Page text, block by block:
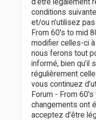
conditions
et/ou n’utilisez
From 60's to mid
modifier celles-ci
nous ferons tout
informé, bien qu’il
régulièrement
vous continuez
Forum - From
changements ont
acceptez d’être